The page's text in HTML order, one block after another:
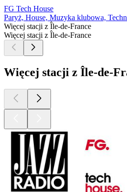
FG Tech House
Paryż, House, Muzyka klubowa,
Więcej stacji z Île-de-France
Więcej stacji z Île-de-France
Więcej stacji z Île-de-